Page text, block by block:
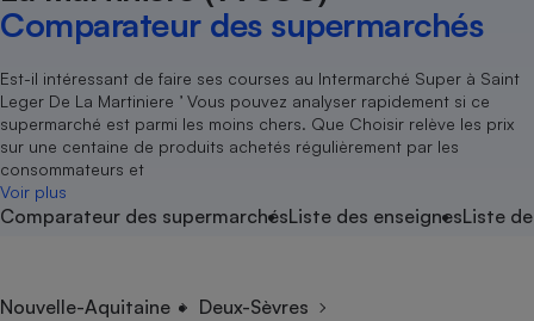
Comparateur des supermarchés
Est-il intéressant de faire ses courses au Intermarché Super à Saint
Leger De La Martiniere ’ Vous pouvez analyser rapidement si ce
supermarché est parmi les moins chers. Que Choisir relève les prix
sur une centaine de produits achetés régulièrement par les
consommateurs et
Voir plus
Comparateur des supermarchésListe des enseignesListe
Nouvelle-Aquitaine
Deux-Sèvres
Agriculture
Produit alimentaire
Achat - Vente - Location
Carburant
Magasin - Grande surface
Marketing - Fidélisation
Air
Eau
Copropriété
Location
Sport
Vacances - Tourisme
électrique
Famille
Senior
Service marchand
Guides d'achat
Conseils
Brèves
Soumettre un litige
Lettres types
Rencontrer une association locale
Nos grandes victoires
Les billets de la présidente
Nos associations locales
Nous rejoindre
En savoir plus sur Que Choisir Ensemble
?
Notre méthodologie
Notre financement
Nos partenaires
Nous rejoindre